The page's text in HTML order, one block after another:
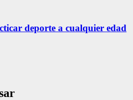
deporte a cualquier edad